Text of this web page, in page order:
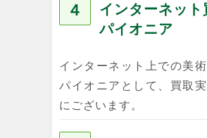
４
インターネット
パイオニア
インターネット上での美
パイオニアとして、買取
にございます。